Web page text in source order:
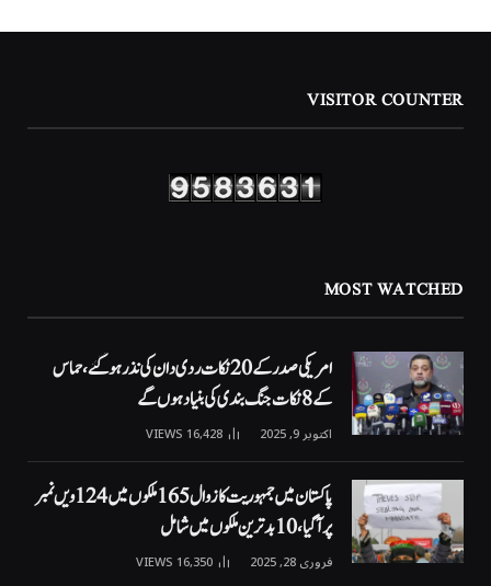
VISITOR COUNTER
MOST WATCHED
امریکی صدر کے 20 نکات ردی دان کی نذر ہوگئے، حماس
کے 8 نکات جنگ بندی کی بنیاد ہوں گے
اکتوبر 9, 2025 16,428
VIEWS
پاکستان میں جمہوریت کا زوال 165 ملکوں میں 124ویں نمبر
پر آگیا، 10 بدترین ملکوں میں شامل
فروری 28, 2025 16,350
VIEWS